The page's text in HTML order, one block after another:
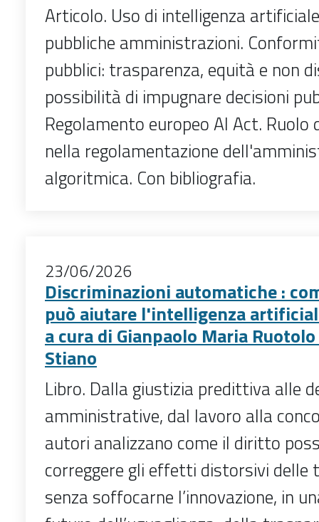
Articolo. Uso di intelligenza
pubbliche amministrazioni.
pubblici: trasparenza, equità e non
possibilità di impugnare decisioni
Regolamento europeo AI Act. Ruolo
nella regolamentazione
algoritmica. Con bibliografia.
23/06/2026
Discriminazioni automatiche :
può aiutare l'intelligenza
a cura di Gianpaolo Maria
Stiano
Libro. Dalla giustizia predittiva alle
amministrative, dal lavoro alla
autori analizzano come il diritto
correggere gli effetti distorsivi delle
senza soffocarne l’innovazione, in